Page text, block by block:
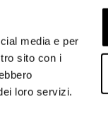
media e per
sito con i
loro servizi.